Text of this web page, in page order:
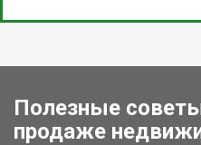
Полезные
продаже